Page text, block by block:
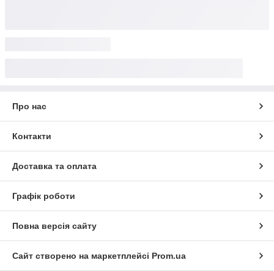
Про нас
Контакти
Доставка та оплата
Графік роботи
Повна версія сайту
Сайт створено на маркетплейсі Prom.ua